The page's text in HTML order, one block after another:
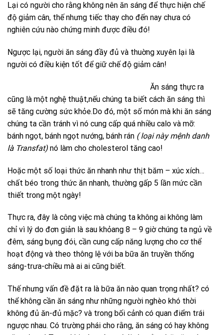
Lại có người cho rằng không nên ăn sáng để thực hiện chế
độ giảm cân, thế nhưng tiếc thay cho đến nay chưa có
nghiên cứu nào chứng minh được điều đó!
Ngược lại, người ăn sáng đầy đủ và thuờng xuyên lại là
người có điều kiện tốt để giữ chế độ giảm cân!
Ăn sáng thực ra
cũng là một nghệ thuật,nếu chúng ta biết cách ăn sáng thì
sẽ tăng cường sức khỏe.Do đó, một số món mà khi ăn sáng
chúng ta cần tránh vì nó cung cấp quá nhiều calo và mỡ:
bánh ngọt, bánh ngọt nướng, bánh rán ( loại này mệnh danh
là Transfat) nó làm cho cholesterol tăng cao!
Hoặc một số loại thức ăn nhanh như thịt băm – xúc xích…
chất béo trong thức ăn nhanh, thường gấp 5 lần mức cần
thiết trong một ngày!
Thực ra, đây là công việc mà chúng ta không ai không làm
chỉ vì lý do đơn giản là sau khỏang 8 – 9 giờ chúng ta ngủ về
đêm, sáng bụng đói, cần cung cấp năng lượng cho cơ thể
hoạt động và theo thông lệ với ba bữa ăn truyền thống
sáng-trưa-chiều mà ai ai cũng biết.
Thế nhưng vấn đề đặt ra là bữa ăn nào quan trọng nhất? có
thể không cần ăn sáng như những người nghèo khó thời
không đủ ăn-đủ mặc? và trong bối cảnh có quan điểm trái
ngược nhau. Có trường phái cho rằng, ăn sáng có hay không